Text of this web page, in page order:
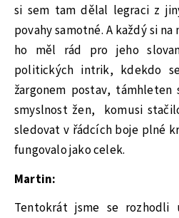
si sem tam dělal legraci z
povahy samotné. A každý si
ho měl rád pro jeho
politických intrik, kdekdo
žargonem postav,
smyslnost žen, komusi
sledovat v řádcích boje plné
fungovalo jako celek.
Martin:
Tentokrát jsme se